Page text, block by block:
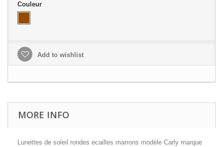
Couleur
Add to wishlist
MORE INFO
Lunettes de soleil rondes ecailles marrons modèle Carly marque